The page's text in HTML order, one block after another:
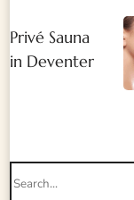
Privé Sauna
in Deventer
Search
for: